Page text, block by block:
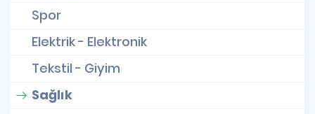
Spor
Elektrik - Elektronik
Tekstil - Giyim
Sağlık